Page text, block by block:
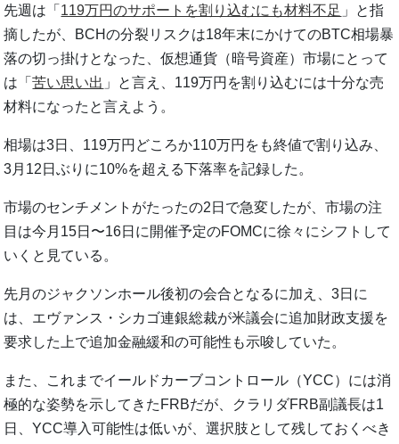
先週は「 119万円のサポートを割り込むにも材料不足 」と指
摘したが、BCHの分裂リスクは18年末にかけてのBTC相場暴
落の切っ掛けとなった、仮想通貨（暗号資産）市場にとって
は「苦い思い出 」と言え、119万円を割り込むには十分な売
材料になったと言えよう。
相場は3日、119万円どころか110万円をも終値で割り込み、
3月12日ぶりに10%を超える下落率を記録した。
市場のセンチメントがたったの2日で急変したが、市場の注
目は今月15日〜16日に開催予定のFOMCに徐々にシフトして
いくと見ている。
先月のジャクソンホール後初の会合となるに加え、3日に
は、エヴァンス・シカゴ連銀総裁が米議会に追加財政支援を
要求した上で追加金融緩和の可能性も示唆していた。
また、これまでイールドカーブコントロール（YCC）には消
極的な姿勢を示してきたFRBだが、クラリダFRB副議長は1
日、YCC導入可能性は低いが、選択肢として残しておくべき